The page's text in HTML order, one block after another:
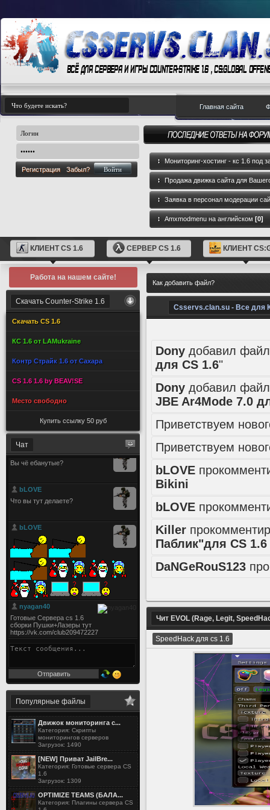
Главная сайта
Регистрация Забыл?
Мониторинг-хостинг - кс 1.6 под
Продажа движка сайта для
GameCMS[0]
Заявка в персонал модерации
Amxmodmenu на английском [0]
КЛИЕНТ CS 1.6 СЕРВЕР CS 1.6 КЛИЕНТ
Работа на нашем сайте!
Скачать Counter-Strike 1.6
Скачать CS 1.6
КС 1.6 от LAMukraine
Контр Страйк 1.6 от Сахара
CS 1.6 1.6 by BEAV!SE
Место свободно
Купить ссылку 50 руб
Чат
Популярные файлы
Движок мониторинга с...
Категория: Скрипты
мониторингов серверов
Загрузок: 1490
[NEW] Приват JailBre...
Категория: Готовые сервера CS
1.6
Загрузок: 1309
OPTIMIZE TEAMS (БАЛА...
Категория: Плагины сервера CS
Как добавить файл?
Csservs.clan.su - Все для
Dony добавил
для CS 1.6"
Dony добавил
JBE Ar4Mode 7.0
Приветствуем
Приветствуем
bLOVE
Bikini
bLOVE
Killer
Паблик"для CS 1.6
DaNGeRouS123
Чит EVOL (Rage, Legit,
SpeedHack для cs 1.6